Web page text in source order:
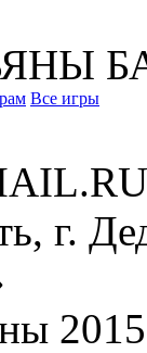
Все игры
г.
2015